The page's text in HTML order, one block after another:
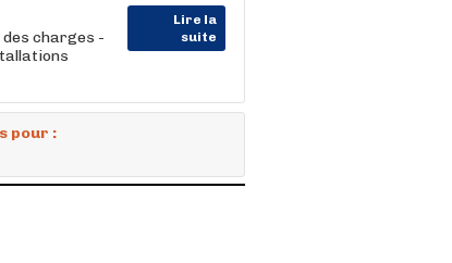
Lire la
suite
des charges -
pour :